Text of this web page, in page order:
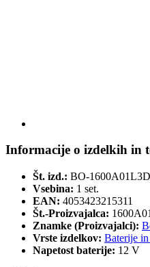
Informacije o izdelkih in
Št. izd.: BO-1600A01L3D
Vsebina: 1 set.
EAN: 4053423215311
Št.-Proizvajalca:
Znamke (Proizvajalci):
Vrste izdelkov: Baterije
Napetost baterije: 12 V